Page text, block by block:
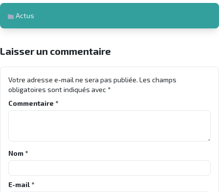
Actus
Laisser un commentaire
Votre adresse e-mail ne sera pas publiée. Les champs
obligatoires sont indiqués avec*
Commentaire *
Nom *
E-mail *